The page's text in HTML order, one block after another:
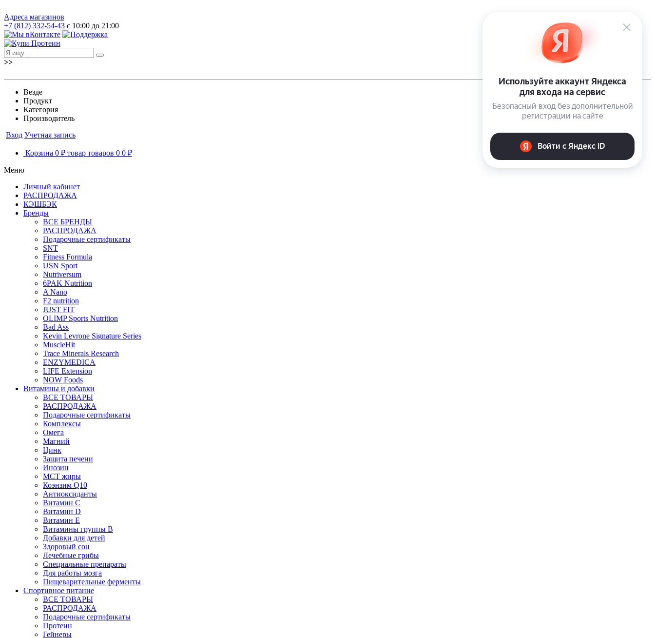
Адреса магазинов
+7 (812) 332-54-43 с 10:00 до 21:00
>>
Везде
Продукт
Категория
Производитель
Вход Учетная запись
Корзина 0 ₽ товар товаров 0 0 ₽
Меню
Личный кабинет
РАСПРОДАЖА
КЭШБЭК
Бренды
ВСЕ БРЕНДЫ
РАСПРОДАЖА
Подарочные сертификаты
SNT
Fitness Formula
USN Sport
Nutriversum
6PAK Nutrition
A Nano
F2 nutrition
JUST FIT
OLIMP Sports Nutrition
Bad Ass
Kevin Levrone Signature Series
MuscleHit
Trace Minerals Research
ENZYMEDICA
LIFE Extension
NOW Foods
Витамины и добавки
ВСЕ ТОВАРЫ
РАСПРОДАЖА
Подарочные сертификаты
Комплексы
Омега
Магний
Цинк
Защита печени
Инозин
МСТ жиры
Коэнзим Q10
Антиоксиданты
Витамин С
Витамин D
Витамин Е
Витамины группы B
Добавки для детей
Здоровый сон
Лечебные грибы
Специальные препараты
Для работы мозга
Пищеварительные ферменты
Спортивное питание
ВСЕ ТОВАРЫ
РАСПРОДАЖА
Подарочные сертификаты
Протеин
Гейнеры